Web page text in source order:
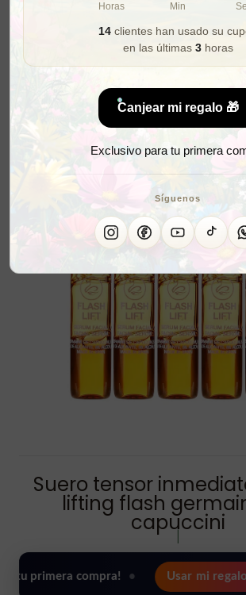
Horas Min
14clientes han usado su
en las últimas 3horas
Canjear mi regalo 🎁
Exclusivo para tu primera
Síguenos
Suero tensor
lifting flash
capuccini
compra! • Usar mi regalo ahora